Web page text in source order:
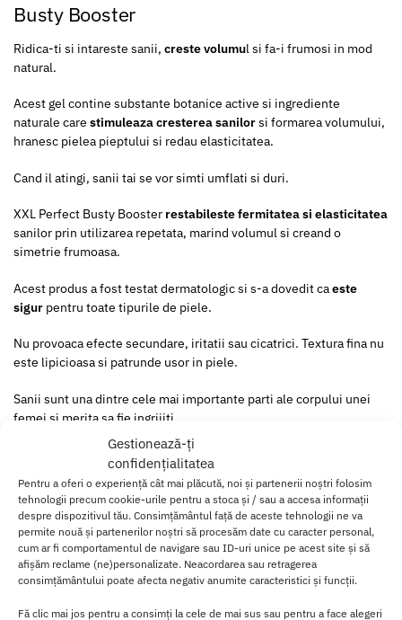
Gestionează-ți
confidențialitatea
Pentru a oferi o experiență cât mai plăcută, noi și partenerii noștri folosim
tehnologii precum cookie-urile pentru a stoca și / sau a accesa informații
despre dispozitivul tău. Consimțământul față de aceste tehnologii ne va
permite nouă și partenerilor noștri să procesăm date cu caracter personal,
cum ar fi comportamentul de navigare sau ID-uri unice pe acest site și să
afișăm reclame (ne)personalizate. Neacordarea sau retragerea
consimțământului poate afecta negativ anumite caracteristici și funcții.
Fă clic mai jos pentru a consimți la cele de mai sus sau pentru a face alegeri
Busty Booster
Ridica-ti si intareste sanii, creste volumul si fa-i frumosi in mod
natural.
Acest gel contine substante botanice active si ingrediente
naturale care stimuleaza cresterea sanilorsi formarea volumului,
hranesc pielea pieptului si redau elasticitatea.
Cand il atingi, sanii tai se vor simti umflati si duri.
XXL Perfect Busty Booster restabileste fermitatea si elasticitatea
sanilor prin utilizarea repetata, marind volumul si creand o
simetrie frumoasa.
Acest produs a fost testat dermatologic si s-a dovedit caeste
sigur pentru toate tipurile de piele.
Nu provoaca efecte secundare, iritatii sau cicatrici. Textura fina nu
este lipicioasa si patrunde usor in piele.
Sanii sunt una dintre cele mai importante parti ale corpului unei
femei si merita sa fie ingrijiti.
Din mai multe motive, sanii isi pierd fermitatea si elasticitatea in
timp, facandu-i sa para lasati si lipsiti de viata.
XXL Perfect Busty Booster ajuta femeile care doresc sa se simta
din nou sexy si atractive, adaugand volum sanilor lor.
Utilizarea repetata a acestui gelmareste si defineste permanent
forma sanilor tai.